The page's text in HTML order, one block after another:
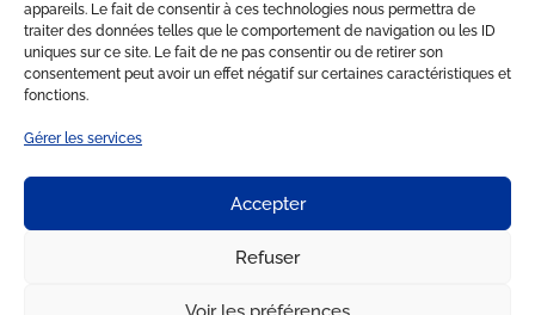
appareils. Le fait de consentir à ces technologies nous permettra de
traiter des données telles que le comportement de navigation ou les ID
uniques sur ce site. Le fait de ne pas consentir ou de retirer son
consentement peut avoir un effet négatif sur certaines caractéristiques et
fonctions.
Gérer les services
Accepter
Refuser